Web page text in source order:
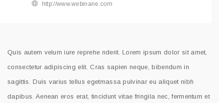
http://www.webinane.com
Quis autem velum iure reprehe nderit. Lorem ipsum dolor sit amet,
consectetur adipiscing elit. Cras sapien neque, bibendum in
sagittis. Duis varius tellus egetmassa pulvinar eu aliquet nibh
dapibus. Aenean eros erat, tincidunt vitae fringila nec, fermentum et